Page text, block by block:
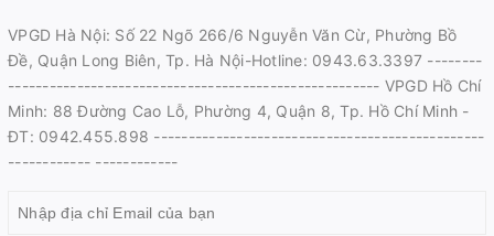
VPGD Hà Nội: Số 22 Ngõ 266/6 Nguyễn Văn Cừ, Phường Bồ
Đề, Quận Long Biên, Tp. Hà Nội-Hotline: 0943.63.3397 --------
------------------------------------------------------ VPGD Hồ Chí
Minh: 88 Đường Cao Lỗ, Phường 4, Quận 8, Tp. Hồ Chí Minh -
ĐT: 0942.455.898 ------------------------------------------------
------------ ------------